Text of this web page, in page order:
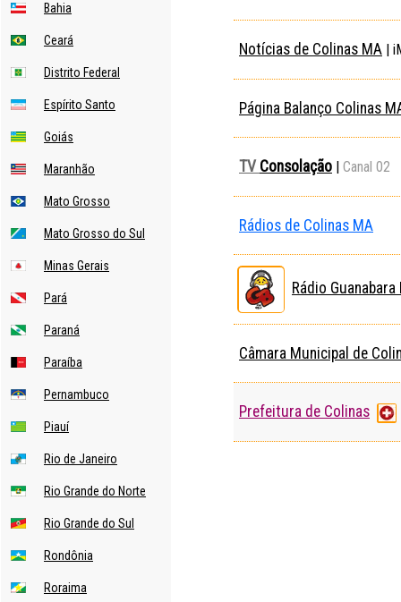
Bahia
Ceará
Distrito Federal
Espírito Santo
Goiás
Maranhão
Mato Grosso
Mato Grosso do Sul
Minas Gerais
Pará
Paraná
Paraíba
Pernambuco
Piauí
Rio de Janeiro
Rio Grande do Norte
Rio Grande do Sul
Rondônia
Roraima
Notícias de Colinas MA |
Página Balanço Colinas
TV Consolação | Canal 02
Rádios de Colinas MA
Rádio Guanabara
Câmara Municipal de
Prefeitura de Colinas